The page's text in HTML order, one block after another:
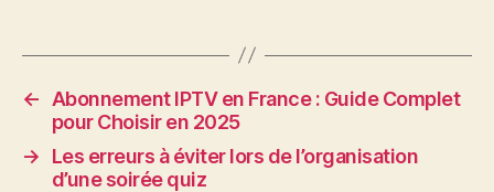
←
Abonnement IPTV en France : Guide Complet
pour Choisir en 2025
→
Les erreurs à éviter lors de l’organisation
d’une soirée quiz